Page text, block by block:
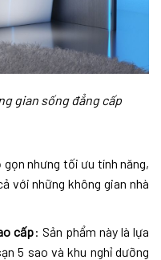
gian sống đẳng cấp
nhưng tối ưu tính năng,
với những không gian nhà
cấp: Sản phẩm này là lựa
5 sao và khu nghỉ dưỡng